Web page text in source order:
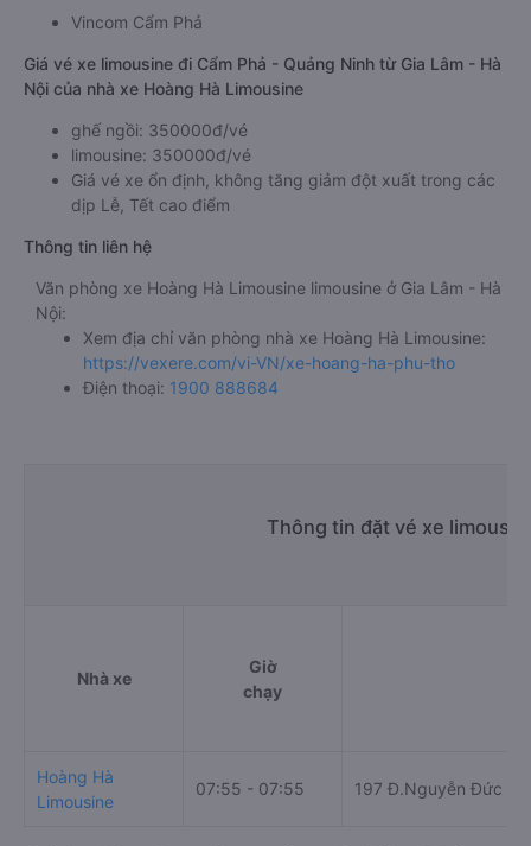
Vincom Cẩm Phả
Giá vé xe limousine đi Cẩm Phả - Quảng Ninh từ Gia Lâm - Hà
Nội của nhà xe Hoàng Hà Limousine
ghế ngồi: 350000đ/vé
limousine: 350000đ/vé
Giá vé xe ổn định, không tăng giảm đột xuất trong các
dịp Lễ, Tết cao điểm
Thông tin liên hệ
Văn phòng xe Hoàng Hà Limousine limousine ở Gia Lâm - Hà
Nội:
Xem địa chỉ văn phòng nhà xe Hoàng Hà Limousine:
https://vexere.com/vi-VN/xe-hoang-ha-phu-tho
Điện thoại: 1900 888684
Thông tin đặt vé xe
Nhà xe
Giờ
chạy
Hoàng Hà
Limousine
07:55 - 07:55 197 Đ.Nguyễn Đức